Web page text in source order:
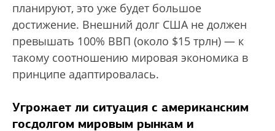
планируют, это уже будет большое
достижение. Внешний долг США не должен
превышать 100% ВВП (около $15 трлн) — к
такому соотношению мировая экономика в
принципе адаптировалась.
Угрожает ли ситуация с американским
госдолгом мировым рынкам и